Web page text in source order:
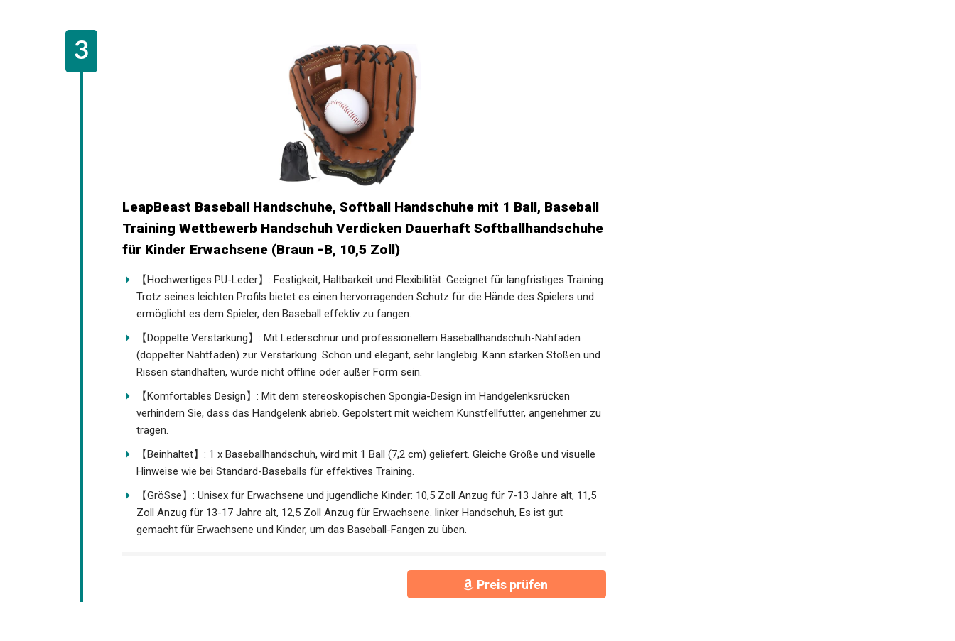
LeapBeast Baseball Handschuhe, Softball Handschuhe mit 1 Ball,
Baseball Training Wettbewerb Handschuh Verdicken Dauerhaft
Softballhandschuhe für Kinder Erwachsene (Braun -B, 10,5 Zoll)
【Hochwertiges PU-Leder】: Festigkeit, Haltbarkeit und Flexibilität. Geeignet für langfristiges
Training. Trotz seines leichten Profils bietet es einen hervorragenden Schutz für die Hände des
Spielers und ermöglicht es dem Spieler, den Baseball effektiv zu fangen.
【Doppelte Verstärkung】: Mit Lederschnur und professionellem Baseballhandschuh-Nähfaden
(doppelter Nahtfaden) zur Verstärkung. Schön und elegant, sehr langlebig. Kann starken Stößen
und Rissen standhalten, würde nicht offline oder außer Form sein.
【Komfortables Design】: Mit dem stereoskopischen Spongia-Design im Handgelenksrücken
verhindern Sie, dass das Handgelenk abrieb. Gepolstert mit weichem Kunstfellfutter, angenehmer
zu tragen.
【Beinhaltet】: 1 x Baseballhandschuh, wird mit 1 Ball (7,2 cm) geliefert. Gleiche Größe und visuelle
Hinweise wie bei Standard-Baseballs für effektives Training.
【GröSse】: Unisex für Erwachsene und jugendliche Kinder: 10,5 Zoll Anzug für 7-13 Jahre alt, 11,5
Zoll Anzug für 13-17 Jahre alt, 12,5 Zoll Anzug für Erwachsene. linker Handschuh, Es ist gut
gemacht für Erwachsene und Kinder, um das Baseball-Fangen zu üben.
Preis prüfen